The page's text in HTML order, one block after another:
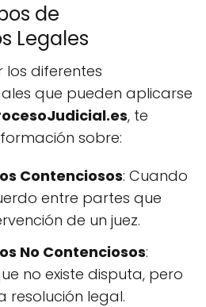
de
Legales
los diferentes
que pueden aplicarse
, te
sobre:
Contenciosos: Cuando
entre partes que
de un juez.
No Contenciosos:
no existe disputa, pero
resolución legal.